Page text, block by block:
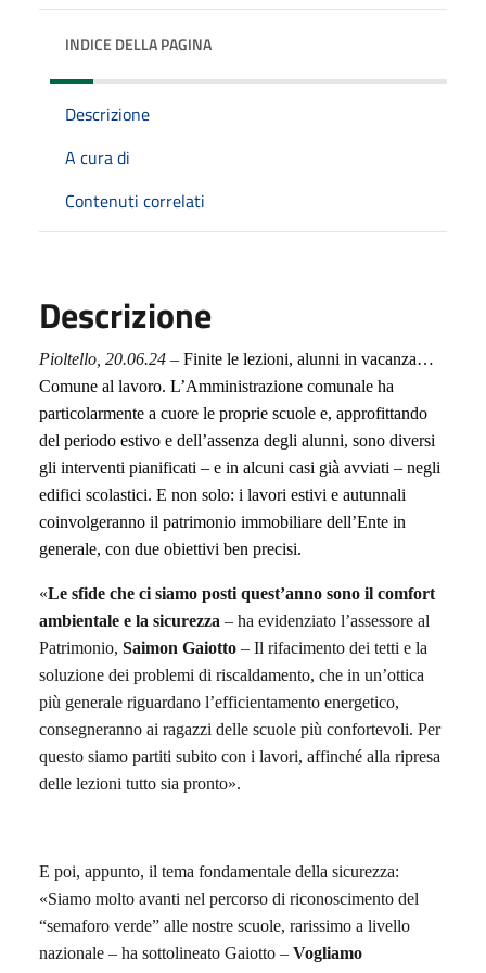
INDICE DELLA PAGINA
Descrizione
A cura di
Contenuti correlati
Descrizione
Pioltello, 20.06.24 – Finite le lezioni, alunni in vacanza…
Comune al lavoro. L’Amministrazione comunale ha
particolarmente a cuore le proprie scuole e, approfittando
del periodo estivo e dell’assenza degli alunni, sono diversi
gli interventi pianificati – e in alcuni casi già avviati – negli
edifici scolastici. E non solo: i lavori estivi e autunnali
coinvolgeranno il patrimonio immobiliare dell’Ente in
generale, con due obiettivi ben precisi.
«Le sfide che ci siamo posti quest’anno sono il comfort
ambientale e la sicurezza – ha evidenziato l’assessore al
Patrimonio, Saimon Gaiotto – Il rifacimento dei tetti e la
soluzione dei problemi di riscaldamento, che in un’ottica
più generale riguardano l’efficientamento energetico,
consegneranno ai ragazzi delle scuole più confortevoli. Per
questo siamo partiti subito con i lavori, affinché alla ripresa
delle lezioni tutto sia pronto».
E poi, appunto, il tema fondamentale della sicurezza:
«Siamo molto avanti nel percorso di riconoscimento del
“semaforo verde” alle nostre scuole, rarissimo a livello
nazionale – ha sottolineato Gaiotto – Vogliamo